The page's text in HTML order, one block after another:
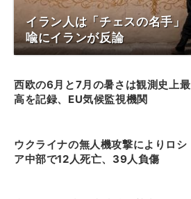
イラン人は「チェスの名手」
喩にイランが反論
西欧の6月と7月の暑さは観測史上最
高を記録、EU気候監視機関
ウクライナの無人機攻撃によりロシ
ア中部で12人死亡、39人負傷